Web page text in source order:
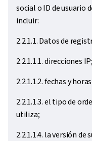
social o ID de usuario
incluir:
2.2.1.1. Datos de
2.2.1.1.1. direcciones IP;
2.2.1.1.2. fechas y
2.2.1.1.3. el tipo de
utiliza;
2.2.1.1.4. la versión